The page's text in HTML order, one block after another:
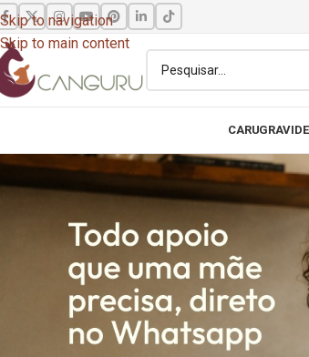
Skip to navigation
Skip to main content
CARU